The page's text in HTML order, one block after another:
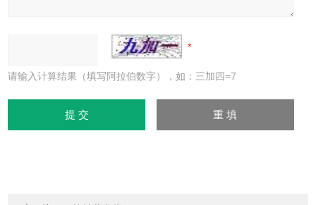
请输入计算结果（填写阿拉伯数字），如：三加四=7